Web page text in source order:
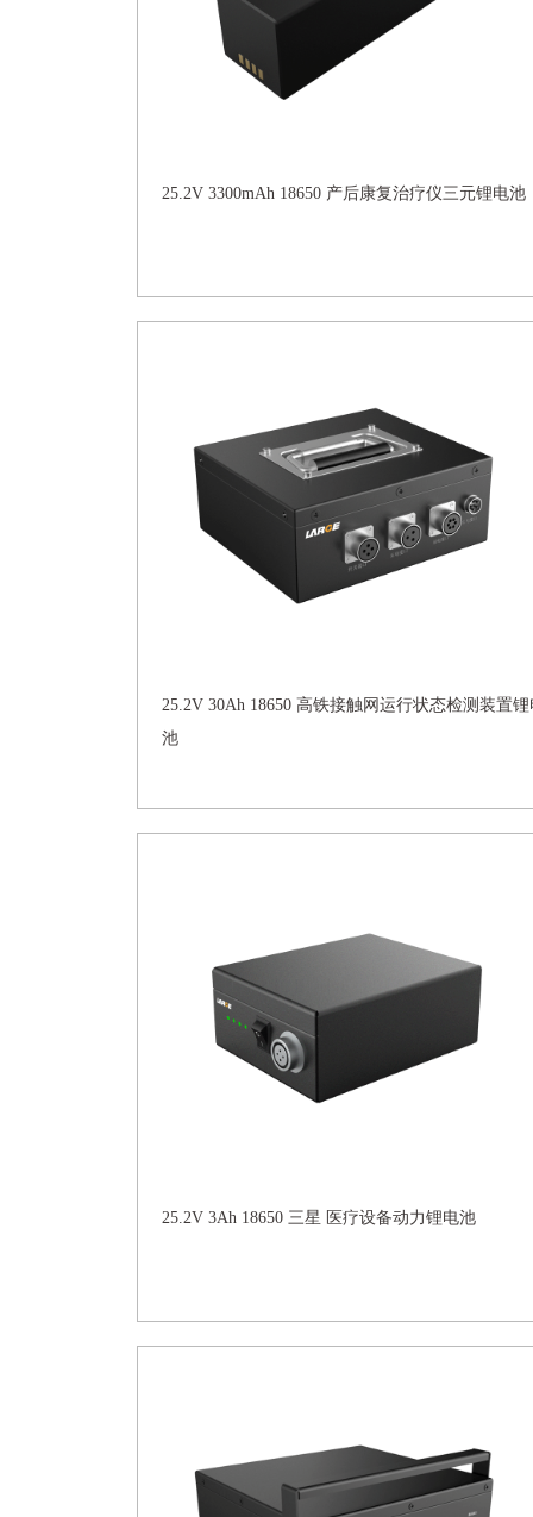
25.2V 3300mAh 18650 产后康复治疗仪三元锂电池
25.2V 30Ah 18650 高铁接触网运行状态检测装置锂
池
25.2V 3Ah 18650 三星 医疗设备动力锂电池